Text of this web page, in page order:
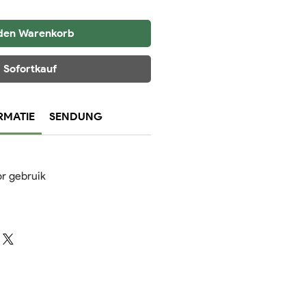
Warenkorb
Sofortkauf
SENDUNG
gebruik